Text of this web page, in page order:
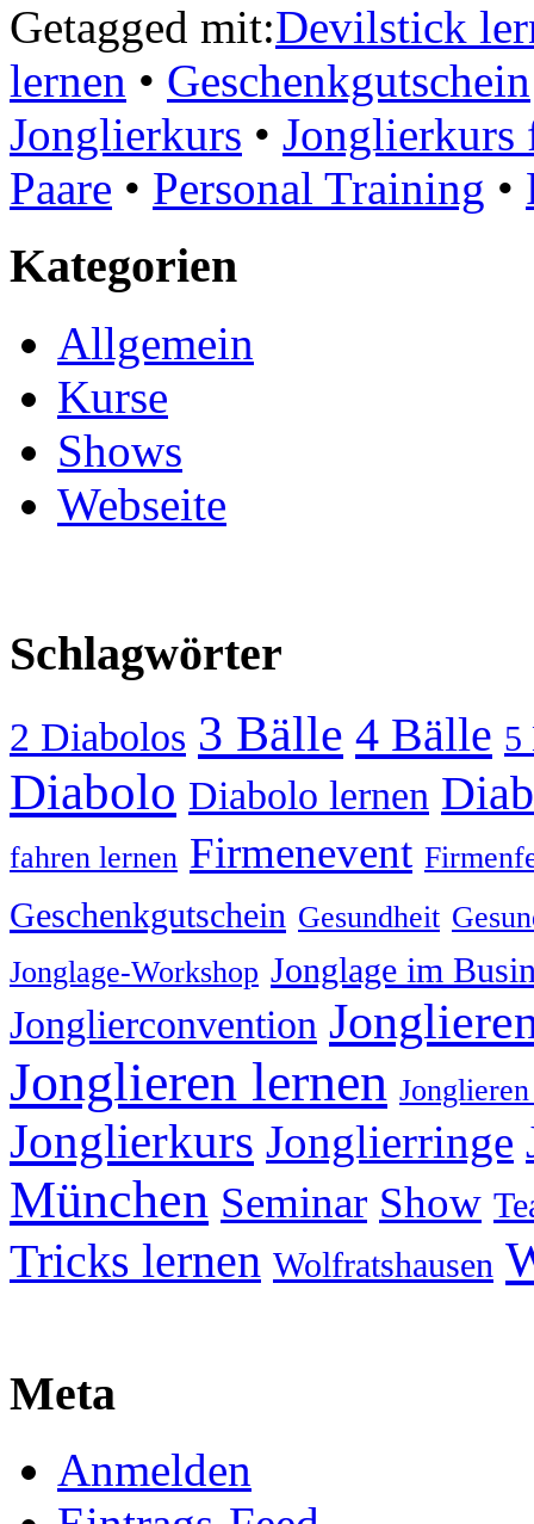
Getagged mit:Devilstick
lernen • Geschenkgutschein
Jonglierkurs • Jonglierkurs
Paare • Personal Training •
Kategorien
Allgemein
Kurse
Shows
Webseite
Schlagwörter
2 Diabolos 3 Bälle 4 Bälle 5
Diabolo Diabolo lernen
fahren lernen Firmenevent
Geschenkgutschein Gesundheit
Jonglage-Workshop Jonglage im
Jonglierconvention
Jonglieren lernen
Jonglierkurs Jonglierringe
München Seminar Show
Tricks lernen Wolfratshausen
Meta
Anmelden